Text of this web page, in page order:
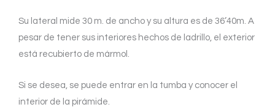
Su lateral mide 30 m. de ancho y su altura es de 36’40m. A
pesar de tener sus interiores hechos de ladrillo, el exterior
está recubierto de mármol.
Si se desea, se puede entrar en la tumba y conocer el
interior de la pirámide.